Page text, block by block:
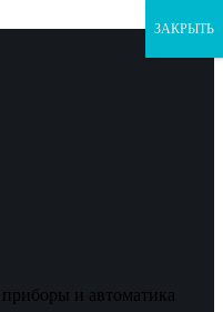
и автоматика
ЗАКРЫТЬ